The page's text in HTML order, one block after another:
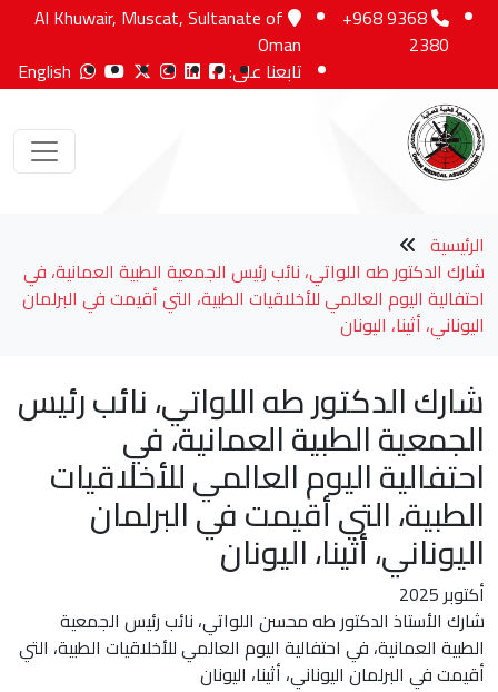
+968 9368
2380
Al Khuwair, Muscat, Sultanate of
Oman
تابعنا على:
English
الرئيسية
شارك الدكتور طه اللواتي، نائب رئيس الجمعية الطبية العمانية، في
احتفالية اليوم العالمي للأخلاقيات الطبية، التي أقيمت في البرلمان
اليوناني، أثينا، اليونان
شارك الدكتور طه اللواتي، نائب رئيس
الجمعية الطبية العمانية، في
احتفالية اليوم العالمي للأخلاقيات
الطبية، التي أقيمت في البرلمان
اليوناني، أثينا، اليونان
أكتوبر 2025
شارك الأستاذ الدكتور طه محسن اللواتي، نائب رئيس الجمعية
الطبية العمانية، في احتفالية اليوم العالمي للأخلاقيات الطبية، التي
أقيمت في البرلمان اليوناني، أثينا، اليونان